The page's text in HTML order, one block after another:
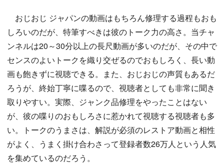
おじおじ ジャパンの動画はもちろん修理する過程もおも
しろいのだが、特筆すべきは彼のトーク力の高さ。当チャ
ンネルは20～30分以上の長尺動画が多いのだが、その中で
センスのよいトークを織り交ぜるのでおもしろく、長い動
画も飽きずに視聴できる。また、おじおじの声質もあるだ
ろうが、終始丁寧に喋るので、視聴者としても非常に聞き
取りやすい。実際、ジャンク品修理をやったことはない
が、彼の喋りのおもしろさに惹かれて視聴する視聴者も多
い。トークのうまさは、解説が必須のレストア動画と相性
がよく、うまく掛け合わさって登録者数26万人という人気
を集めているのだろう。